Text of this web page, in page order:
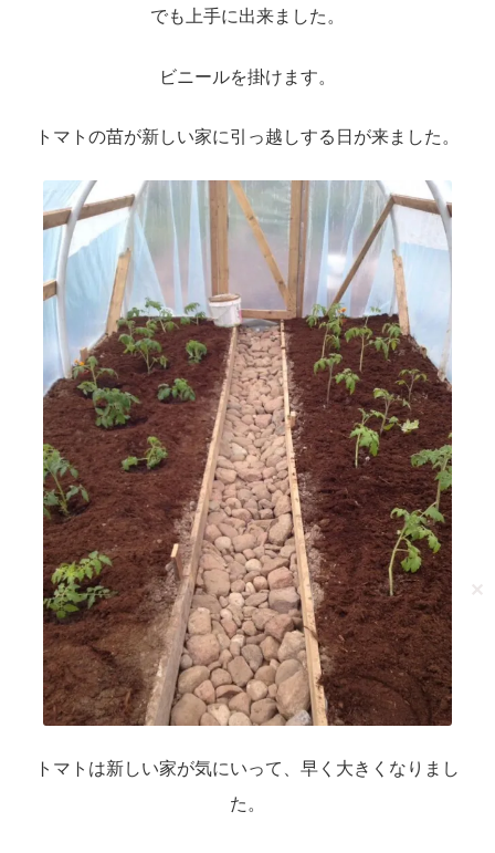
でも上手に出来ました。
ビニールを掛けます。
トマトの苗が新しい家に引っ越しする日が来ました。
トマトは新しい家が気にいって、早く大きくなりまし
た。